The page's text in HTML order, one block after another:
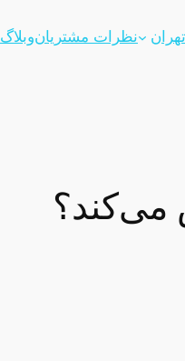
نظرات مشتریانوبلاگ
می‌کند؟